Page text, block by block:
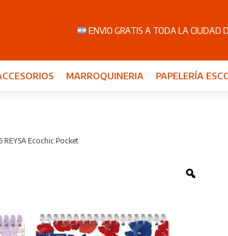
ENVIO GRATIS A TODA LA CIUDAD
MARROQUINERIA PAPELERÍA
Ecochic Pocket